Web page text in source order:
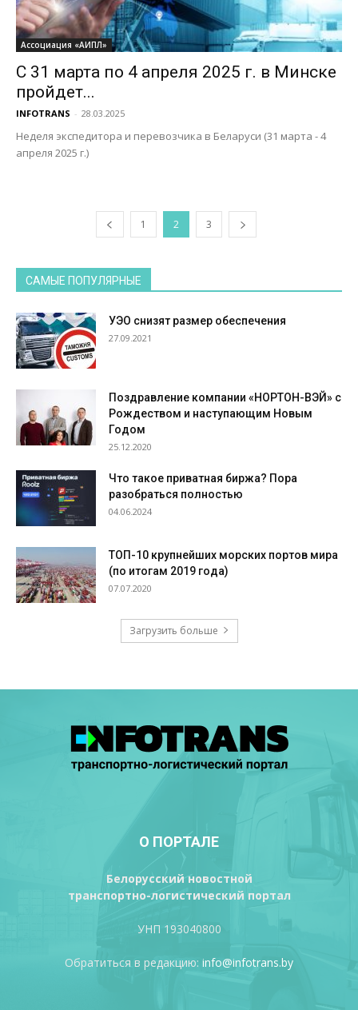
Ассоциация «АИПЛ»
С 31 марта по 4 апреля 2025 г. в Минске
пройдет...
INFOTRANS - 28.03.2025
Неделя экспедитора и перевозчика в Беларуси (31 марта - 4
апреля 2025 г.)
1 2 3
САМЫЕ ПОПУЛЯРНЫЕ
УЭО снизят размер обеспечения
27.09.2021
Поздравление компании «НОРТОН-ВЭЙ» с
Рождеством и наступающим Новым
Годом
25.12.2020
Что такое приватная биржа? Пора
разобраться полностью
04.06.2024
ТОП-10 крупнейших морских портов мира
(по итогам 2019 года)
07.07.2020
Загрузить больше
О ПОРТАЛЕ
Белорусский новостной
транспортно-логистический портал
УНП 193040800
Обратиться в редакцию: info@infotrans.bу